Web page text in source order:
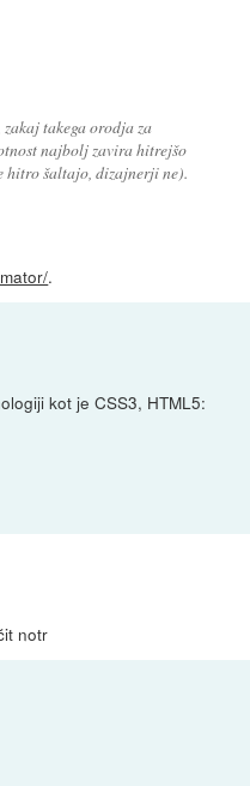
takega orodja za
najbolj zavira hitrejšo
hitro šaltajo, dizajnerji ne).
.
kot je CSS3, HTML5:
notr